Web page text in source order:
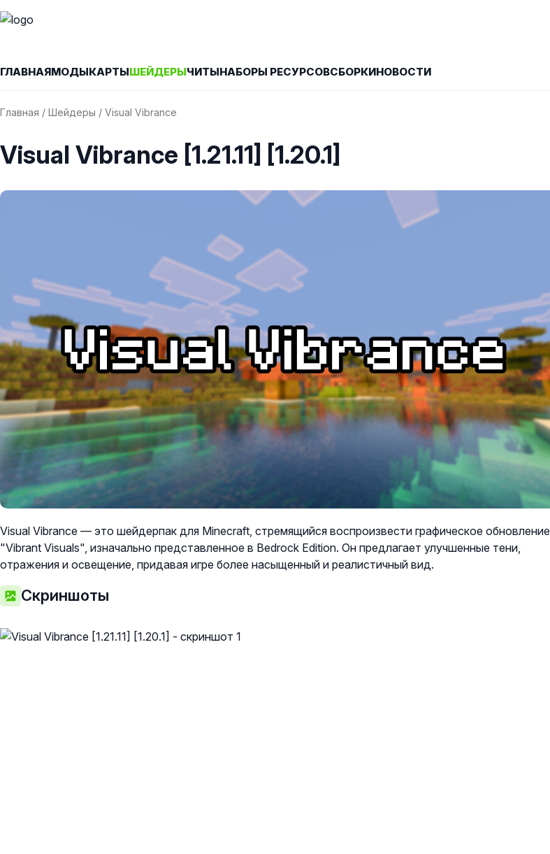
ГЛАВНАЯМОДЫКАРТЫШЕЙДЕРЫЧИТЫНАБОРЫ РЕСУРСОВСБОРКИНОВОСТИ
Главная / Шейдеры / Visual Vibrance
Visual Vibrance [1.21.11] [1.20.1]
Visual Vibrance — это шейдерпак для Minecraft, стремящийся воспроизвести графическое обновление
"Vibrant Visuals", изначально представленное в Bedrock Edition. Он предлагает улучшенные тени,
отражения и освещение, придавая игре более насыщенный и реалистичный вид.
Скриншоты